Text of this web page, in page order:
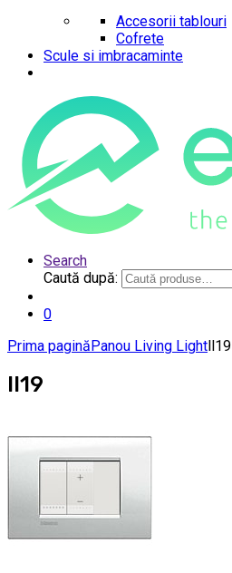
Accesorii tablouri
Cofrete
Scule si imbracaminte
Search
Caută după:
0
Prima paginăPanou Living Lightll19
ll19